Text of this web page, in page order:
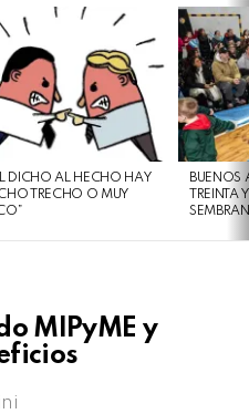
DICHO AL HECHO HAY
TRECHO O MUY
BUENOS
MIPyME y